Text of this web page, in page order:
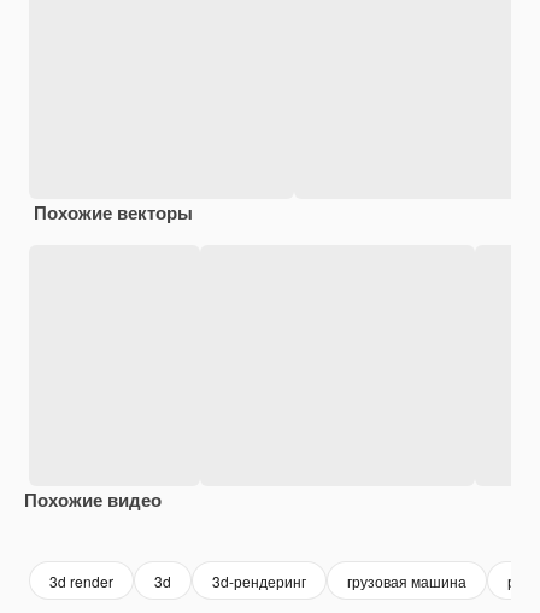
Похожие векторы
Похожие видео
3d render 3d 3d-рендеринг грузовая машина